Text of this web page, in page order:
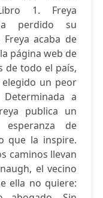
1. Freya
perdido su
Freya acaba de
página web de
de todo el país,
un peor
a
publica un
de
que la inspire.
caminos llevan
el vecino
ella no quiere: